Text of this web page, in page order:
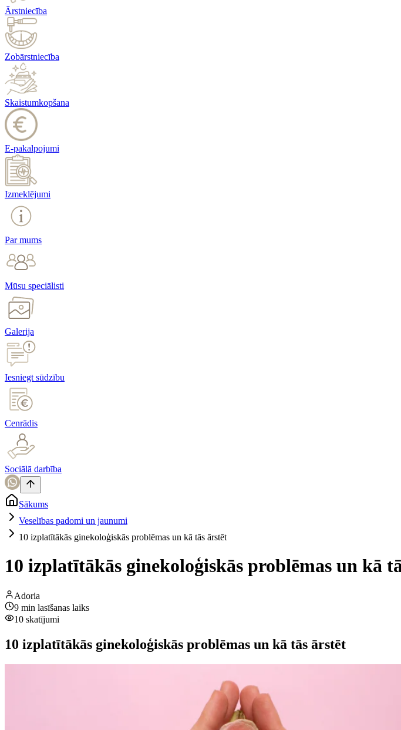
Ārstniecība
Zobārstniecība
Skaistumkopšana
E-pakalpojumi
Izmeklējumi
Par mums
Mūsu speciālisti
Galerija
Iesniegt sūdzību
Cenrādis
Sociālā darbība
Sākums
Veselības padomi un jaunumi
10 izplatītākās ginekoloģiskās problēmas un kā tās ārstēt
10 izplatītākās ginekoloģiskās problēmas un kā
Adoria
9 min lasīšanas laiks
10 skatījumi
10 izplatītākās ginekoloģiskās problēmas un kā tās ārstēt